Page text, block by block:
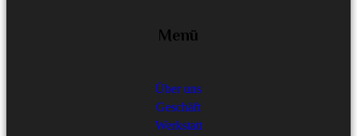
Menü
Über uns
Geschäft
Werkstatt